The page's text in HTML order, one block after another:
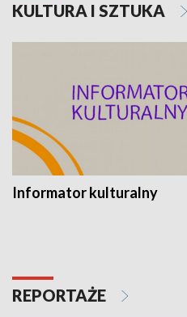
KULTURA I SZTUKA
Informator kulturalny
REPORTAŻE